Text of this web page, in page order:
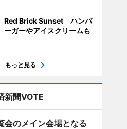
Red Brick Sunset ハンバ
ーガーやアイスクリームも
もっと見る
新聞VOTE
会のメイン会場となる